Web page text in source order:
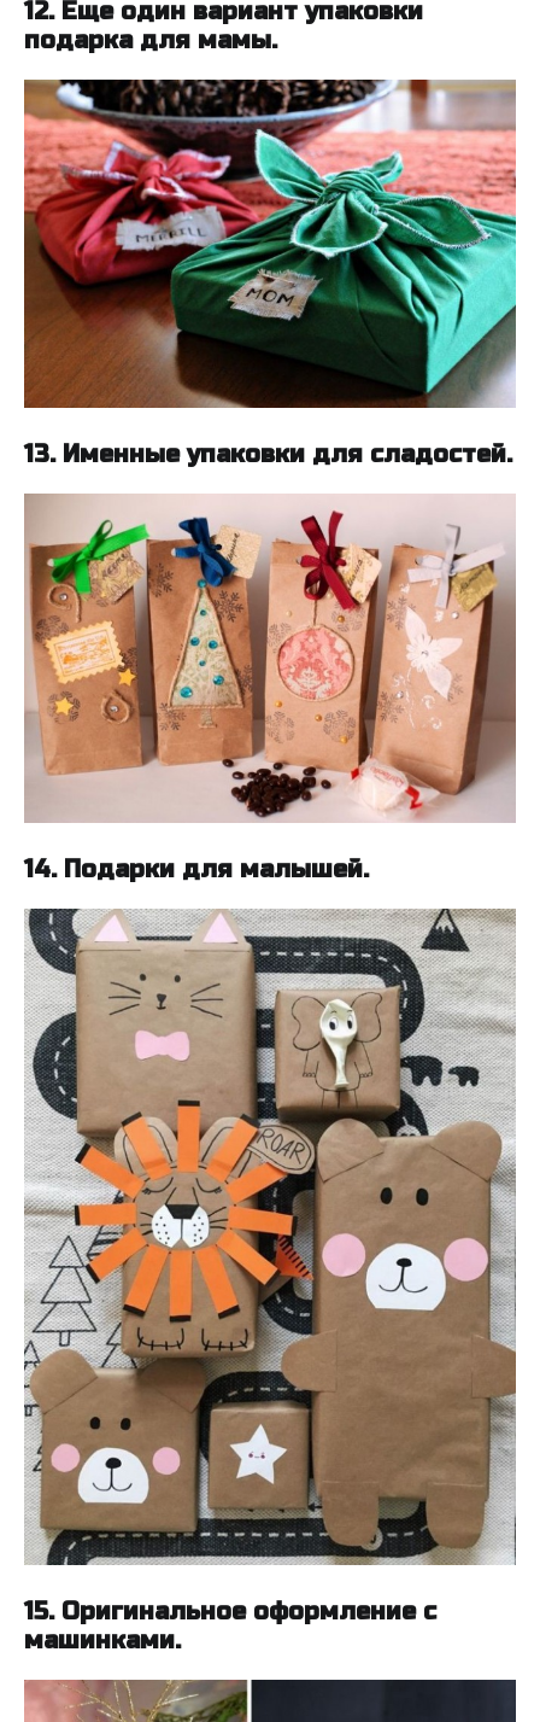
12. Еще один вариант упаковки
подарка для мамы.
13. Именные упаковки для сладостей.
14. Подарки для малышей.
15. Оригинальное оформление с
машинками.